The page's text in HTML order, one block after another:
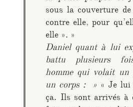
sous la couverture
contre elle, pour
elle ». »
Daniel quant à lui
battu plusieurs
homme qui volait un
un corps : » « Je
ça. Ils sont arrivés